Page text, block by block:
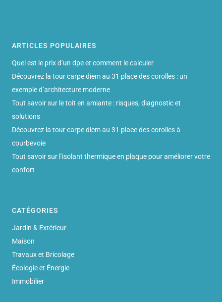
ARTICLES POPULAIRES
Quel est le prix d’un dpe et comment le calculer
Découvrez la tour carpe diem au 31 place des corolles : un
exemple d’architecture moderne
Tout savoir sur le toit en amiante : risques, diagnostic et
solutions
Découvrez la tour carpe diem au 31 place des corolles à
courbevoie
Tout savoir sur l’isolant thermique en plaque pour améliorer votre
confort
CATÉGORIES
Jardin & Extérieur
Maison
Travaux et Bricolage
Écologie et Énergie
Immobilier